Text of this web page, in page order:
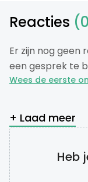
Reacties
Er zijn nog geen
een gesprek te
Wees de eerste
+ Laad meer
Heb